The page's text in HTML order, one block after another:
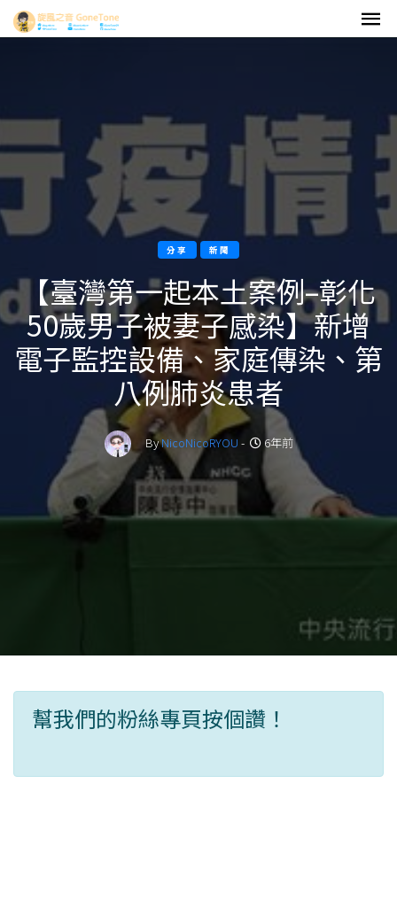
分享 新聞
【臺灣第一起本土案例–彰化
50歲男子被妻子感染】新增
電子監控設備、家庭傳染、第
八例肺炎患者
ByNicoNicoRYOU - 6年前
幫我們的粉絲專頁按個讚！